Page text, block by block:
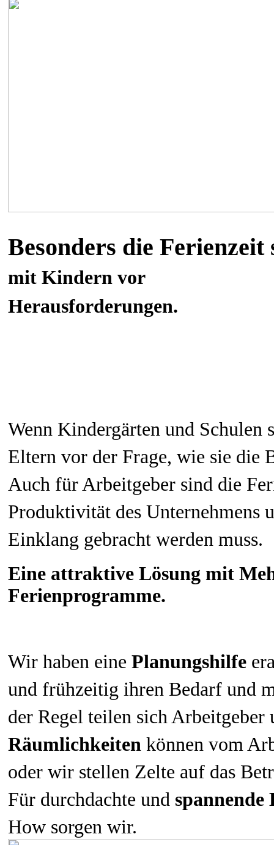
Besonders die
mit Kindern vor
Wenn Kindergärten und Schulen
Eltern vor der Frage, wie sie die
Auch für Arbeitgeber sind die
Produktivität des Unternehmens
Einklang gebracht werden muss.
Eine attraktive Lösung mit
Ferienprogramme.
Wir haben eine Planungshilfe
und frühzeitig ihren Bedarf und
der Regel teilen sich
Räumlichkeiten können vom
oder wir stellen Zelte auf das
Für durchdachte und spannende
How sorgen wir.